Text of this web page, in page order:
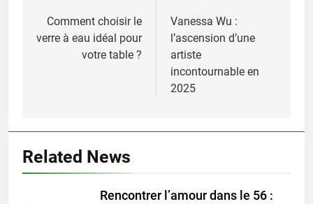
de
l’article
Comment choisir le
verre à eau idéal pour
votre table ?
Vanessa Wu :
l’ascension d’une
artiste
incontournable en
2025
Related News
Rencontrer l’amour dans le 56 :